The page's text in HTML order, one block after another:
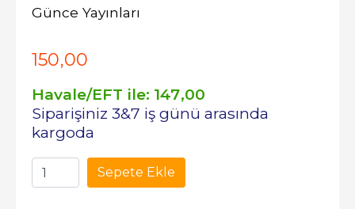
Günce Yayınları
150,00
Havale/EFT ile: 147,00
Siparişiniz 3&7 iş günü arasında
kargoda
Sepete Ekle